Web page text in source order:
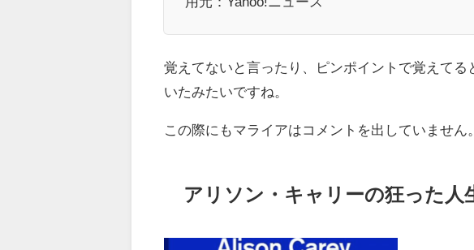
覚えてないと言ったり、ピンポイントで覚えて
いたみたいですね。
この際にもマライアはコメントを出していません。
アリソン・キャリーの狂った人